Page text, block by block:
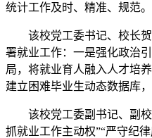
统计工作及时、精准、规范。
该校党工委书记、校长
署就业工作：一是强化政治
局，将就业育人融入人才培
建立困难毕业生动态数据库
该校党工委副书记、副
抓就业工作主动权”“严守纪